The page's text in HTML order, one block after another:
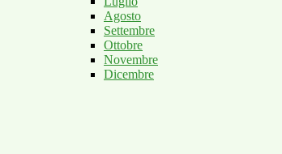
Agosto
Settembre
Ottobre
Novembre
Dicembre